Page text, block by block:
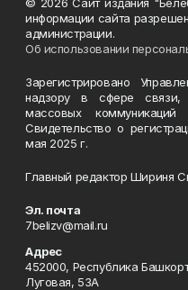
информации сайта
администрации.
Об использовании
Зарегистрировано
надзору в сфере связи,
массовых коммуникаций
Свидетельство о
мая 2025 г.
Главный редактор Шириня
Эл. почта
7belizv@mail.ru
Адрес
452000, Республика
Луговая, 53А